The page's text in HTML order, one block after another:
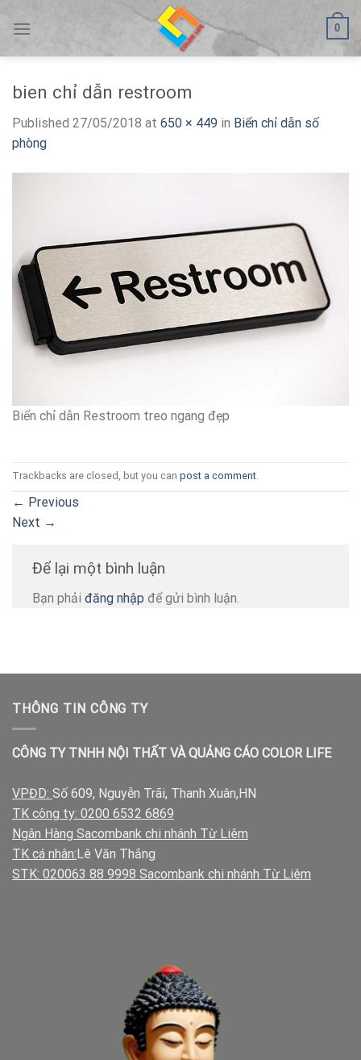
0
bien chỉ dẫn restroom
Published 27/05/2018 at 650 × 449 in Biển chỉ dẫn số
phòng
Biển chỉ dẫn Restroom treo ngang đẹp
Trackbacks are closed, but you can post a comment.
← Previous
Next →
Để lại một bình luận
Bạn phải đăng nhập để gửi bình luận.
THÔNG TIN CÔNG TY
CÔNG TY TNHH NỘI THẤT VÀ QUẢNG CÁO COLOR LIFE
VPĐD: Số 609, Nguyễn Trãi, Thanh Xuân,HN
TK công ty: 0200 6532 6869
Ngân Hàng Sacombank chi nhánh Từ Liêm
TK cá nhân:Lê Văn Thắng
STK: 020063 88 9998 Sacombank chi nhánh Từ Liêm